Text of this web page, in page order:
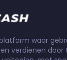
waar
verdienen door